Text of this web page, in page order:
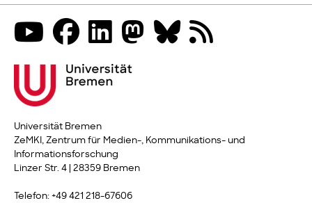
Universität Bremen
ZeMKI, Zentrum für Medien-, Kommunikations- und
Informationsforschung
Linzer Str. 4 | 28359 Bremen
Telefon: +49 421 218-67606